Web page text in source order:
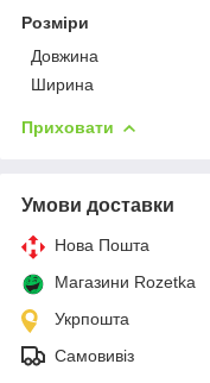
Розміри
Довжина
Ширина
Приховати
Умови доставки
Нова Пошта
Магазини Rozetka
Укрпошта
Самовивіз